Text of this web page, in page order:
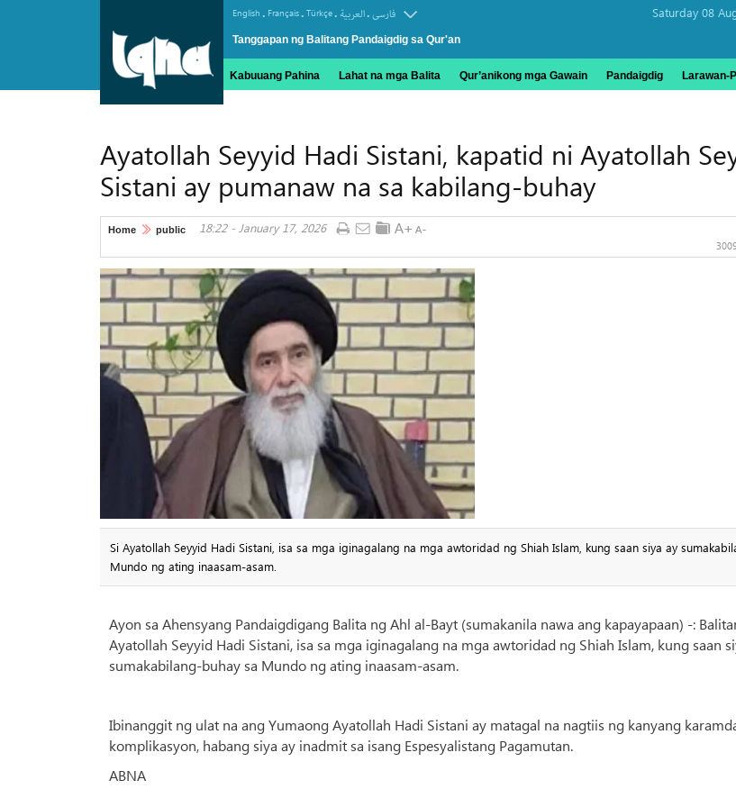
English . Français. Türkçe. العربیة.فارسی
Tanggapan ng Balitang Pandaigdig sa Qur'an
Saturday 08
Kabuuang Pahina Lahat na mga Balita Qur’anikong mga Gawain Pandaigdig Larawan-
Ayatollah Seyyid Hadi Sistani, kapatid ni Ayatollah
Sistani ay pumanaw na sa kabilang-buhay
Home public 18:22 - January 17, 2026
Si Ayatollah Seyyid Hadi Sistani, isa sa mga iginagalang na mga awtoridad ng Shiah Islam, kung saan siya ay
Mundo ng ating inaasam-asam.
Ayon sa Ahensyang Pandaigdigang Balita ng Ahl al-Bayt (sumakanila nawa ang kapayapaan) -:
Ayatollah Seyyid Hadi Sistani, isa sa mga iginagalang na mga awtoridad ng Shiah Islam, kung saan
sumakabilang-buhay sa Mundo ng ating inaasam-asam.
Ibinanggit ng ulat na ang Yumaong Ayatollah Hadi Sistani ay matagal na nagtiis ng kanyang
komplikasyon, habang siya ay inadmit sa isang Espesyalistang Pagamutan.
ABNA